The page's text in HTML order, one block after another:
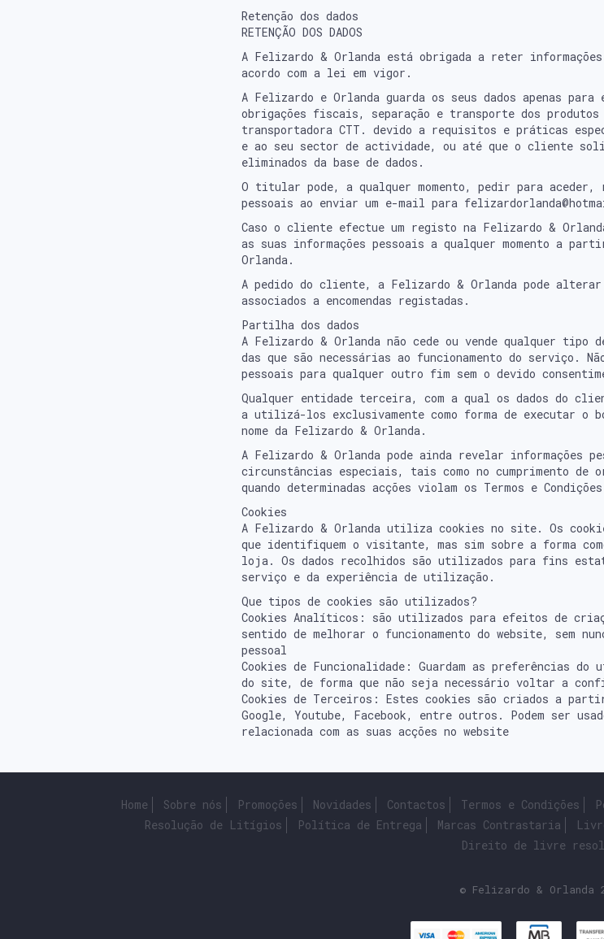
Retenção dos dados
RETENÇÃO DOS DADOS
A Felizardo & Orlanda está obrigada a reter
acordo com a lei em vigor.
A Felizardo e Orlanda guarda os seus dados apenas
obrigações fiscais, separação e transporte dos produtos
transportadora CTT. devido a requisitos e práticas
e ao seu sector de actividade, ou até que o cliente
eliminados da base de dados.
O titular pode, a qualquer momento, pedir para
pessoais ao enviar um e-mail para
Caso o cliente efectue um registo na Felizardo &
as suas informações pessoais a qualquer momento a
Orlanda.
A pedido do cliente, a Felizardo & Orlanda pode alterar
associados a encomendas registadas.
Partilha dos dados
A Felizardo & Orlanda não cede ou vende qualquer tipo
das que são necessárias ao funcionamento do serviço.
pessoais para qualquer outro fim sem o devido
Qualquer entidade terceira, com a qual os dados do
a utilizá-los exclusivamente como forma de executar o
nome da Felizardo & Orlanda.
A Felizardo & Orlanda pode ainda revelar informações
circunstâncias especiais, tais como no cumprimento de
quando determinadas acções violam os Termos e
Cookies
A Felizardo & Orlanda utiliza cookies no site. Os
que identifiquem o visitante, mas sim sobre a forma
loja. Os dados recolhidos são utilizados para fins
serviço e da experiência de utilização.
Que tipos de cookies são utilizados?
Cookies Analíticos: são utilizados para efeitos de
sentido de melhorar o funcionamento do website, sem
pessoal
Cookies de Funcionalidade: Guardam as preferências
do site, de forma que não seja necessário voltar a
Cookies de Terceiros: Estes cookies são criados a
Google, Youtube, Facebook, entre outros. Podem ser
relacionada com as suas acções no website
Home Sobre nós Promoções Novidades Contactos Termos e Condições
Resolução de Litígios
Política de Entrega Marcas Contrastaria
Direito de livre
© Felizardo & Orlanda